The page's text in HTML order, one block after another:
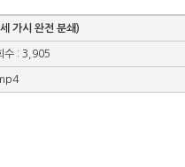
가시 완전 분쇄)
수 : 3,905